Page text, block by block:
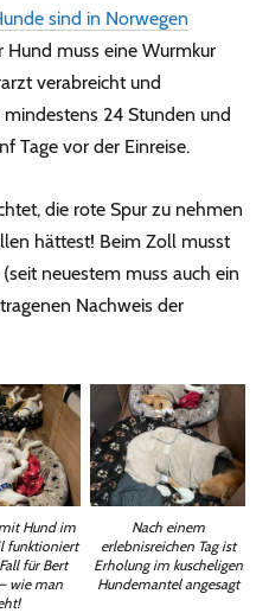
sind in Norwegen
muss eine Wurmkur
verabreicht und
24 Stunden und
Tage vor der Einreise.
die rote Spur zu nehmen
hättest! Beim Zoll musst
neuestem muss auch ein
Nachweis der
Hund im
funktioniert
für Bert
wie man
Nach einem
erlebnisreichen Tag ist
Erholung im kuscheligen
Hundemantel angesagt